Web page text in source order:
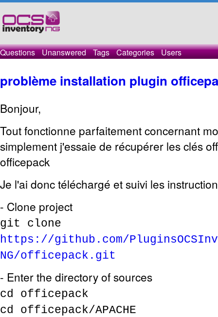
Questions Unanswered Tags Categories Users
problème installation plugin
Bonjour,
Tout fonctionne parfaitement concernant
simplement j'essaie de récupérer les clés
officepack
Je l'ai donc téléchargé et suivi les
- Clone project
git clone
https://github.com/
NG/officepack.git
- Enter the directory of sources
cd officepack
cd officepack/APACHE